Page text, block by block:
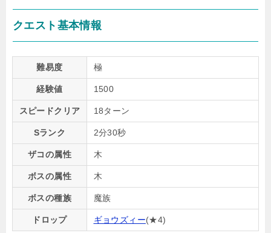
クエスト基本情報
難易度 極
経験値 1500
スピードクリア 18ターン
Sランク 2分30秒
ザコの属性 木
ボスの属性 木
ボスの種族 魔族
ドロップ ギョウズィー(★4)